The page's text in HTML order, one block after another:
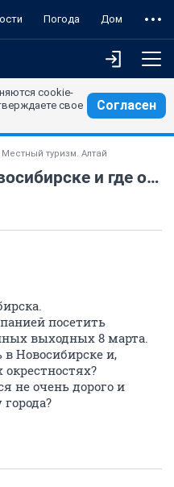
Погода Дом
cookie-
свое
Согласен
Местный туризм. Алтай
Что посмотреть в Новосибирске и где остановиться?
посетить
выходных 8 марта.
в Новосибирске и,
не очень дорого и